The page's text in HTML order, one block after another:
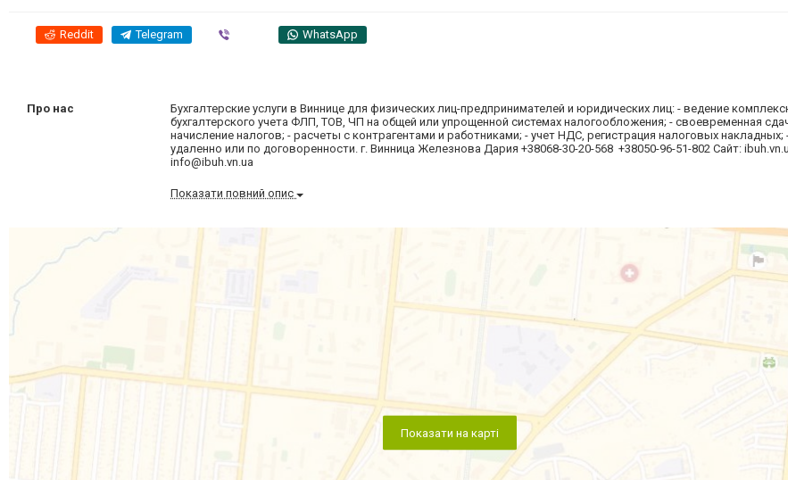
Reddit Telegram WhatsApp
Про нас
Бухгалтерские услуги в Виннице для физических лиц-предпринимателей и юридических лиц: - ведение
бухгалтерского учета ФЛП, ТОВ, ЧП на общей или упрощенной системах налогообложения; - своевременная
начисление налогов; - расчеты с контрагентами и работниками; - учет НДС, регистрация налоговых накладных;
удаленно или по договоренности. г. Винница Железнова Дария +38068-30-20-568 +38050-96-51-802 Сайт:
info@ibuh.vn.ua
Показати повний опис
Показати на карті